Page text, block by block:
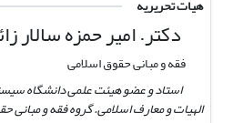
هیات تحریریه
دکتر. امیر حمزه سالار
فقه و مبانی حقوق اسلامی
استاد و عضو هیئت علمی دانشگاه
الهیات و معارف اسلامی. گروه فقه و مبانی